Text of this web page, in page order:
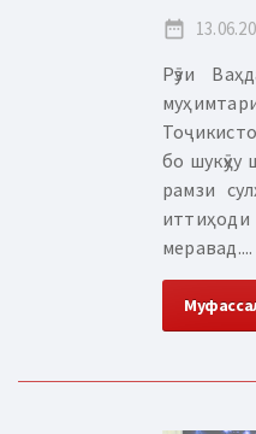
date_range
Рӯзи
бо шукӯҳу
рамзи
меравад....